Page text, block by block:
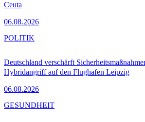
Ceuta
06.08.2026
Deutschland verschärft
Hybridangriff auf den Flughafen Leipzig
06.08.2026
POLITIK
GESUNDHEIT